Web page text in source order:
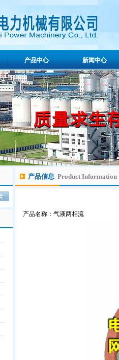
产品中心 新闻中心
产品信息 Product Information
产品名称：气液两相流